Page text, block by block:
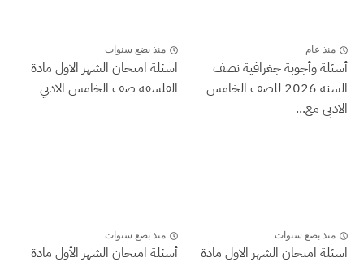
منذ عام
أسئلة وأجوبة جغرافية نصف
السنة 2026 للصف الخامس
الادبي مع...
منذ بضع سنوات
اسئلة امتحان الشهر الاول مادة
الفلسفة صف الخامس الادبي
منذ بضع سنوات
اسئلة امتحان الشهر الاول مادة
منذ بضع سنوات
أسئلة امتحان الشهر الأول مادة